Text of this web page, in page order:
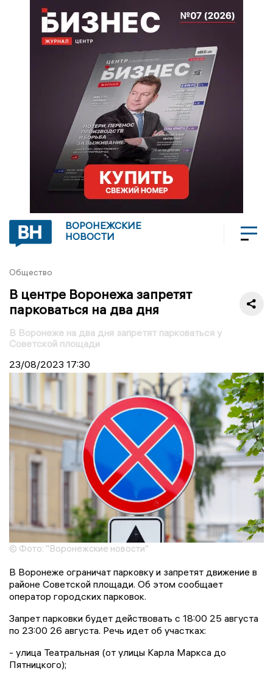
ВОРОНЕЖСКИЕ
НОВОСТИ
Общество
В центре Воронежа запретят
парковаться на два дня
В Воронеже на два дня запретят парковаться у
Советской площади
23/08/2023 17:30
© Фото: "Воронежские новости"
В Воронеже ограничат парковку и запретят движение в
районе Советской площади. Об этом сообщает
оператор городских парковок.
Запрет парковки будет действовать с 18:00 25 августа
по 23:00 26 августа. Речь идет об участках:
- улица Театральная (от улицы Карла Маркса до
Пятницкого);